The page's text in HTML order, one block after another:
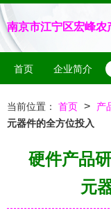
南京市江宁区宏峰农
首页 企业简介
当前位置： 首页 > 产
元器件的全方位投入
硬件产品
元